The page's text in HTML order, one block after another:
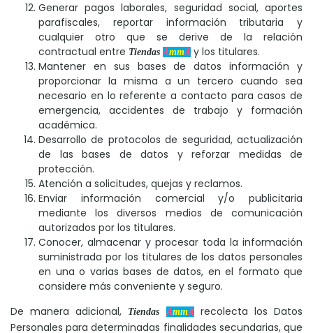
Generar pagos laborales, seguridad social, aportes
parafiscales, reportar información tributaria y
cualquier otro que se derive de la relación
contractual entre TiendasAmmA y los titulares.
Mantener en sus bases de datos información y
proporcionar la misma a un tercero cuando sea
necesario en lo referente a contacto para casos de
emergencia, accidentes de trabajo y formación
académica.
Desarrollo de protocolos de seguridad, actualización
de las bases de datos y reforzar medidas de
protección.
Atención a solicitudes, quejas y reclamos.
Enviar información comercial y/o publicitaria
mediante los diversos medios de comunicación
autorizados por los titulares.
Conocer, almacenar y procesar toda la información
suministrada por los titulares de los datos personales
en una o varias bases de datos, en el formato que
considere más conveniente y seguro.
De manera adicional,
TiendasAmmArecolecta los Datos
Personales para determinadas finalidades secundarias, que